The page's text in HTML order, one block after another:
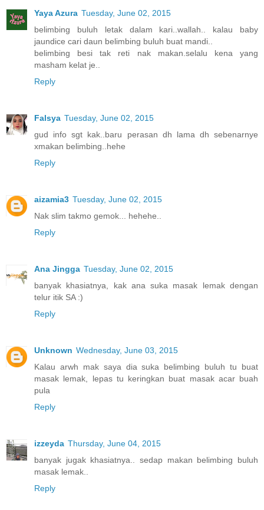
Yaya Azura Tuesday, June 02, 2015
belimbing buluh letak dalam kari..wallah.. kalau baby
jaundice cari daun belimbing buluh buat mandi..
belimbing besi tak reti nak makan.selalu kena yang
masham kelat je..
Reply
Falsya Tuesday, June 02, 2015
gud info sgt kak..baru perasan dh lama dh sebenarnye
xmakan belimbing..hehe
Reply
aizamia3 Tuesday, June 02, 2015
Nak slim takmo gemok... hehehe..
Reply
Ana Jingga Tuesday, June 02, 2015
banyak khasiatnya, kak ana suka masak lemak dengan
telur itik SA :)
Reply
Unknown Wednesday, June 03, 2015
Kalau arwh mak saya dia suka belimbing buluh tu buat
masak lemak, lepas tu keringkan buat masak acar buah
pula
Reply
izzeyda Thursday, June 04, 2015
banyak jugak khasiatnya.. sedap makan belimbing buluh
masak lemak..
Reply